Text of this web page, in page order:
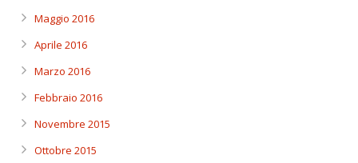
Maggio 2016
Aprile 2016
Marzo 2016
Febbraio 2016
Novembre 2015
Ottobre 2015